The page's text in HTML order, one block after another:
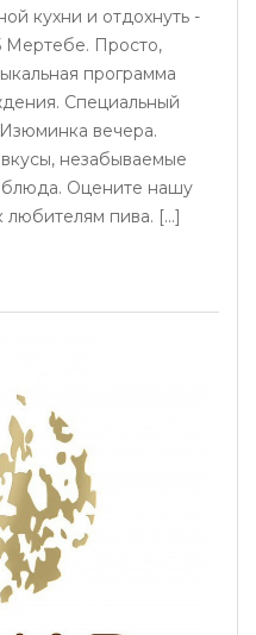
кухни и отдохнуть -
Мертебе. Просто,
программа
Специальный
вечера.
незабываемые
Оцените нашу
пива. [...]